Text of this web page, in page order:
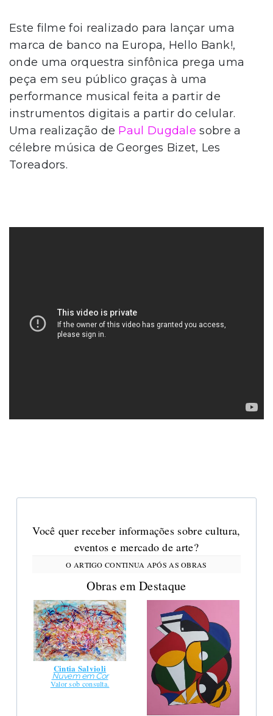
Este filme foi realizado para lançar uma
marca de banco na Europa, Hello Bank!,
onde uma orquestra sinfônica prega uma
peça em seu público graças à uma
performance musical feita a partir de
instrumentos digitais a partir do celular.
Uma realização de Paul Dugdale sobre a
célebre música de Georges Bizet, Les
Toreadors.
Você quer receber informações sobre cultura,
eventos e mercado de arte?
Obras em Destaque
Cintia Salvioli
Nuvem em Cor
Valor sob consulta.